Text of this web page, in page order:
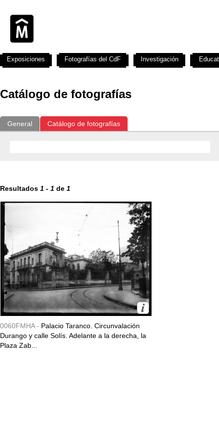
Catálogo de fotografías
General Catálogo de fotografías
Resultados 1 - 1 de 1
0060FMHA - Palacio Taranco. Circunvalación
Durango y calle Solís. Adelante a la derecha, la
Plaza Zab...
Exposiciones Fotografías del CdF Investigación